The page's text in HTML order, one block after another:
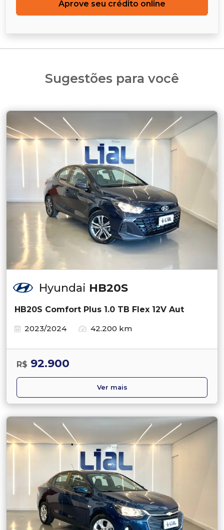
Aprove seu crédito online
Sugestões para você
Hyundai HB20S
HB20S Comfort Plus 1.0 TB Flex 12V Aut
2023/2024
42.200 km
R$ 92.900
Ver mais